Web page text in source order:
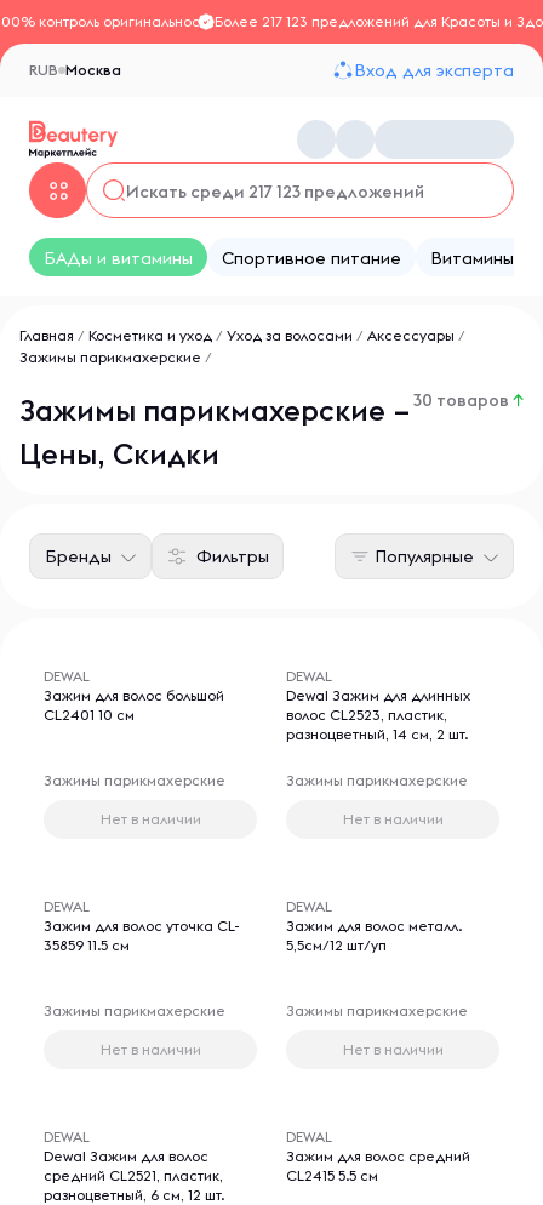
контроль оригинальностиБолее 217 123 предложений для Красоты и
Москва
RUB Вход для эксперта
БАДы и витамины Спортивное питание Витамины
Главная / Косметика и уход / Уход за волосами / Аксессуары /
Зажимы парикмахерские /
Зажимы парикмахерские –
Цены, Скидки
30 товаров ↑
Фильтры
Бренды Популярные
DEWAL
Зажим для волос большой
CL2401 10 см
Зажимы парикмахерские
Нет в наличии
DEWAL
Dewal Зажим для длинных
волос CL2523, пластик,
разноцветный, 14 см, 2 шт.
Зажимы парикмахерские
Нет в наличии
DEWAL
Зажим для волос уточка CL-
35859 11.5 см
Зажимы парикмахерские
Нет в наличии
DEWAL
Зажим для волос металл.
5,5см/12 шт/уп
Зажимы парикмахерские
Нет в наличии
DEWAL
Dewal Зажим для волос
средний CL2521, пластик,
разноцветный, 6 см, 12 шт.
DEWAL
Зажим для волос средний
CL2415 5.5 см